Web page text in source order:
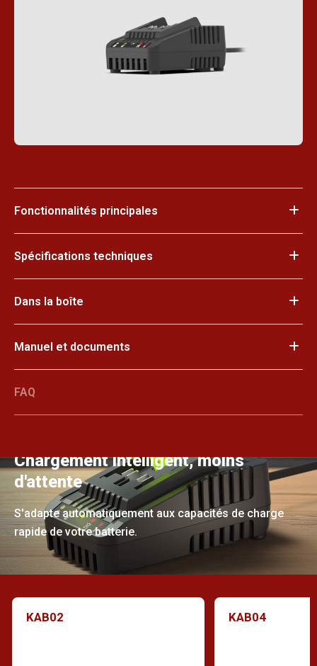
Fonctionnalités principales
Spécifications techniques
Dans la boîte
Manuel et documents
FAQ
Chargement intelligent, moins
d'attente
S'adapte automatiquement aux capacités de charge
rapide de votre batterie.
KAB02 KAB04